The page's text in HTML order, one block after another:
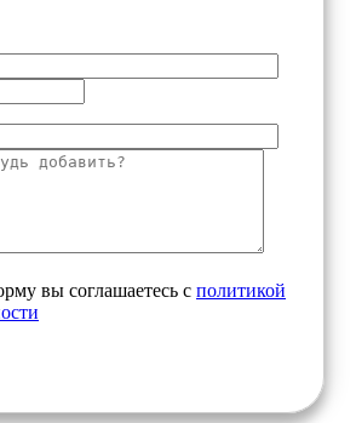
вы соглашаетесь с политикой